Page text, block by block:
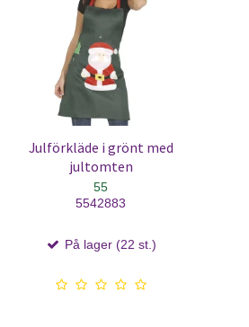
Julförkläde i grönt med
jultomten
55
5542883
På lager (22 st.)